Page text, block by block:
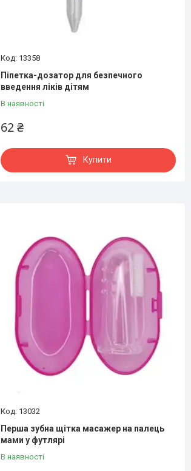
13358
Піпетка-дозатор для безпечного
введення ліків дітям
В наявності
62 ₴
Купити
13032
Перша зубна щітка масажер на палець
мами у футлярі
В наявності